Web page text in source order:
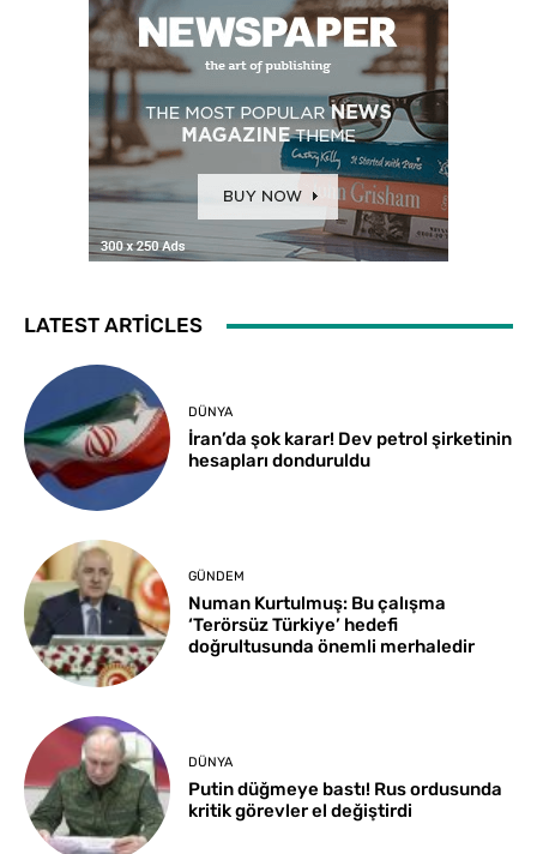
LATEST ARTICLES
DÜNYA
İran’da şok karar! Dev petrol şirketinin
hesapları donduruldu
GÜNDEM
Numan Kurtulmuş: Bu çalışma
‘Terörsüz Türkiye’ hedefi
doğrultusunda önemli merhaledir
DÜNYA
Putin düğmeye bastı! Rus ordusunda
kritik görevler el değiştirdi